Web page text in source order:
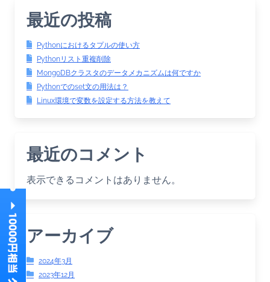
最近の投稿
Pythonにおけるタプルの使い方
Pythonリスト重複削除
MongoDBクラスタのデータメカニズムは何ですか
Pythonでのset文の用法は？
Linux環境で変数を設定する方法を教えて
最近のコメント
表示できるコメントはありません。
アーカイブ
2024年3月
2023年12月